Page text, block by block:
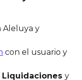
Aleluya y
con el usuario y
Liquidaciones y